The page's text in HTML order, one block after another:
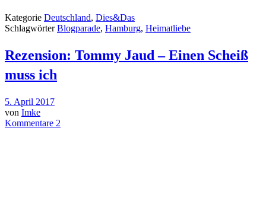
Kategorie Deutschland, Dies&Das
SchlagwörterBlogparade, Hamburg, Heimatliebe
Rezension: Tommy Jaud – Einen Scheiß
muss ich
5. April 2017
von Imke
Kommentare 2